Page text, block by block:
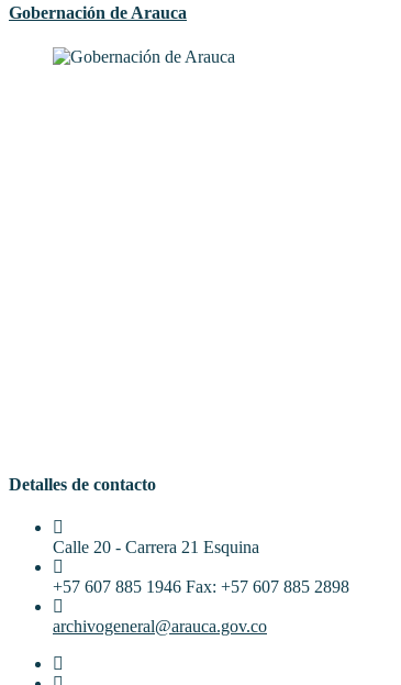
Gobernación de Arauca
Detalles de contacto
Calle 20 - Carrera 21 Esquina
+57 607 885 1946 Fax: +57 607 885 2898
archivogeneral@arauca.gov.co